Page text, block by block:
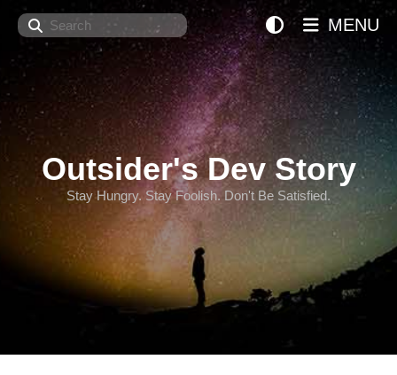
Search
Outsider's Dev Story
Stay Hungry. Stay Foolish. Don't Be Satisfied.
MENU